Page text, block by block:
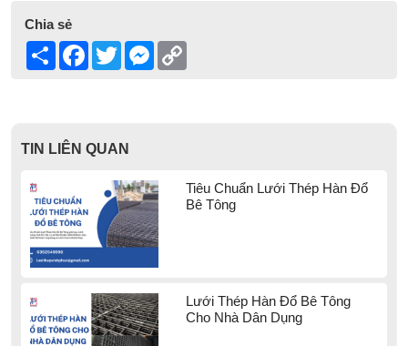
Chia sẻ
Share Facebook
TwitterMessenger
TIN LIÊN QUAN
Tiêu Chuẩn Lưới Thép Hàn Đổ
Bê Tông
Lưới Thép Hàn Đổ Bê Tông
Cho Nhà Dân Dụng